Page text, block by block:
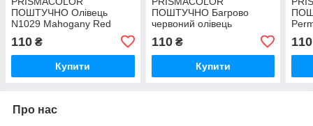
ПОШТУЧНО Олівець
N1029 Mahogany Red
110 ₴
Купити
ПОШТУЧНО Багрово
червоний олівець
110₴
Купити
110
Про нас